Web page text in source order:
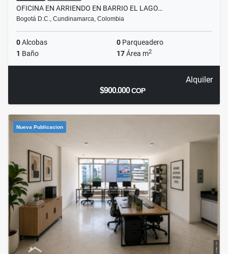
OFICINA EN ARRIENDO EN BARRIO EL LAGO…
Bogotá D.C., Cundinamarca, Colombia
0Alcobas 0 Parqueadero
1 Baño 17Área m2
Alquiler
$900.000COP
Nueva Publicacion